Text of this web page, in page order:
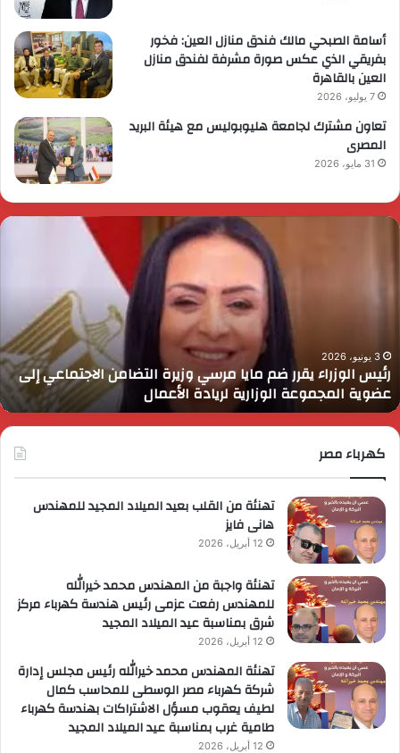
أسامة الصبحي مالك فندق منازل العين: فخور
بفريقي الذي عكس صورة مشرفة لفندق منازل
العين بالقاهرة
7 يوليو، 2026
تعاون مشترك لجامعة هليوبوليس مع هيئة البريد
المصرى
31 مايو، 2026
الرئيس
التنمية
وحماية
الأمن
القومي
3 يونيو، 2026
الرئيس السيسي يثمن دور القوات المسلحة في التنمية
وحماية الأمن القومي
كهرباء مصر
تهنئة من القلب بعيد الميلاد المجيد للمهندس
هانى فايز
12 أبريل، 2026
تهنئة واجبة من المهندس محمد خيرالله
للمهندس رفعت عزمى رئيس هندسة كهرباء مركز
شرق بمناسبة عيد الميلاد المجيد
12 أبريل، 2026
تهنئة المهندس محمد خيرالله رئيس مجلس إدارة
شركة كهرباء مصر الوسطى للمحاسب كمال
لطيف يعقوب مسؤل الاشتراكات بهندسة كهرباء
طامية غرب بمناسبة عيد الميلاد المجيد
12 أبريل، 2026